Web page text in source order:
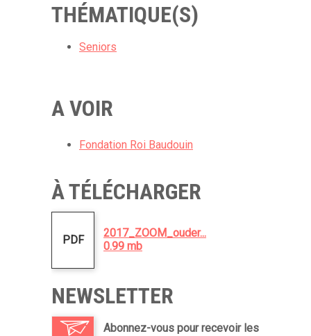
THÉMATIQUE(S)
Seniors
A VOIR
Fondation Roi Baudouin
À TÉLÉCHARGER
PDF
2017_ZOOM_ouder...
0.99 mb
NEWSLETTER
Abonnez-vous pour recevoir les